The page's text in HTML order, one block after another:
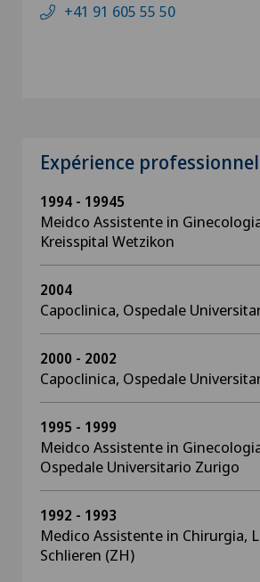
+41 91 605 55 50
Expérience
1994 - 19945
Meidco Assistente in
Kreisspital Wetzikon
2004
Capoclinica, Ospedale
2000 - 2002
Capoclinica, Ospedale
1995 - 1999
Meidco Assistente in
Ospedale Universitario Zurigo
1992 - 1993
Medico Assistente in Chirurgia,
Schlieren (ZH)